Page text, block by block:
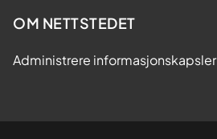
OM NETTSTEDET
Administrere informasjonskapsler